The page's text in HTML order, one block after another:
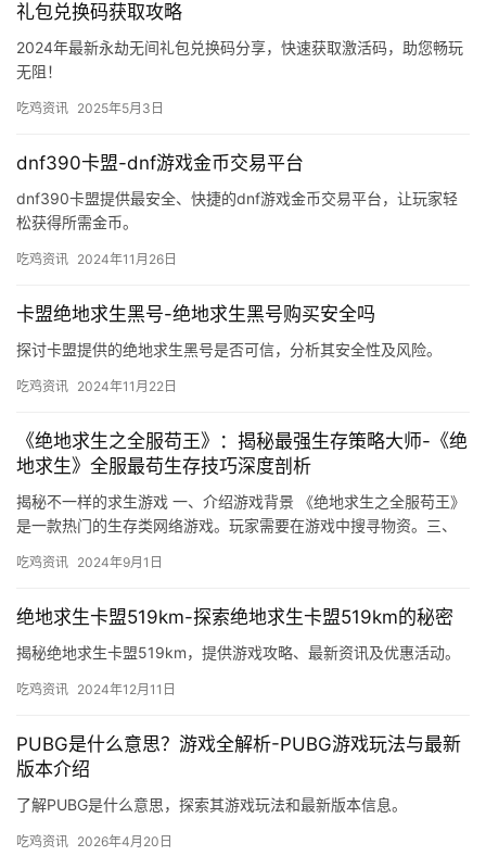
礼包兑换码获取攻略
2024年最新永劫无间礼包兑换码分享，快速获取激活码，助您畅玩
无阻！
吃鸡资讯 2025年5月3日
dnf390卡盟-dnf游戏金币交易平台
dnf390卡盟提供最安全、快捷的dnf游戏金币交易平台，让玩家轻
松获得所需金币。
吃鸡资讯 2024年11月26日
卡盟绝地求生黑号-绝地求生黑号购买安全吗
探讨卡盟提供的绝地求生黑号是否可信，分析其安全性及风险。
吃鸡资讯 2024年11月22日
《绝地求生之全服苟王》：揭秘最强生存策略大师-《绝
地求生》全服最苟生存技巧深度剖析
揭秘不一样的求生游戏 一、介绍游戏背景 《绝地求生之全服苟王》
是一款热门的生存类网络游戏。玩家需要在游戏中搜寻物资。三、
吃鸡资讯 2024年9月1日
绝地求生卡盟519km-探索绝地求生卡盟519km的秘密
揭秘绝地求生卡盟519km，提供游戏攻略、最新资讯及优惠活动。
吃鸡资讯 2024年12月11日
PUBG是什么意思？游戏全解析-PUBG游戏玩法与最新
版本介绍
了解PUBG是什么意思，探索其游戏玩法和最新版本信息。
吃鸡资讯 2026年4月20日